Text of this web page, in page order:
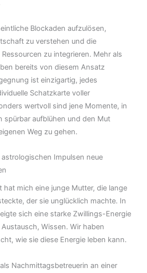
Blockaden aufzulösen,
zu verstehen und die
zu integrieren. Mehr als
bereits von diesem Ansatz
ist einzigartig, jedes
Schatzkarte voller
wertvoll sind jene Momente, in
spürbar aufblühen und den Mut
Weg zu gehen.
Impulsen neue
hat mich eine junge Mutter, die lange
der sie unglücklich machte. In
sich eine starke Zwillings-Energie
Wissen. Wir haben
wie sie diese Energie leben kann.
Nachmittagsbetreuerin an einer